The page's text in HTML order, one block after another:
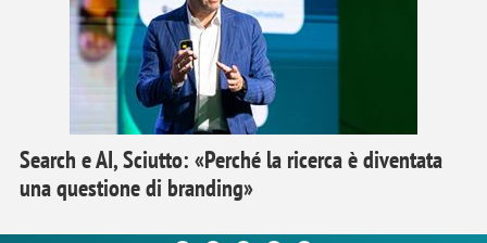
Search e AI, Sciutto: «Perché la ricerca è diventata
una questione di branding»